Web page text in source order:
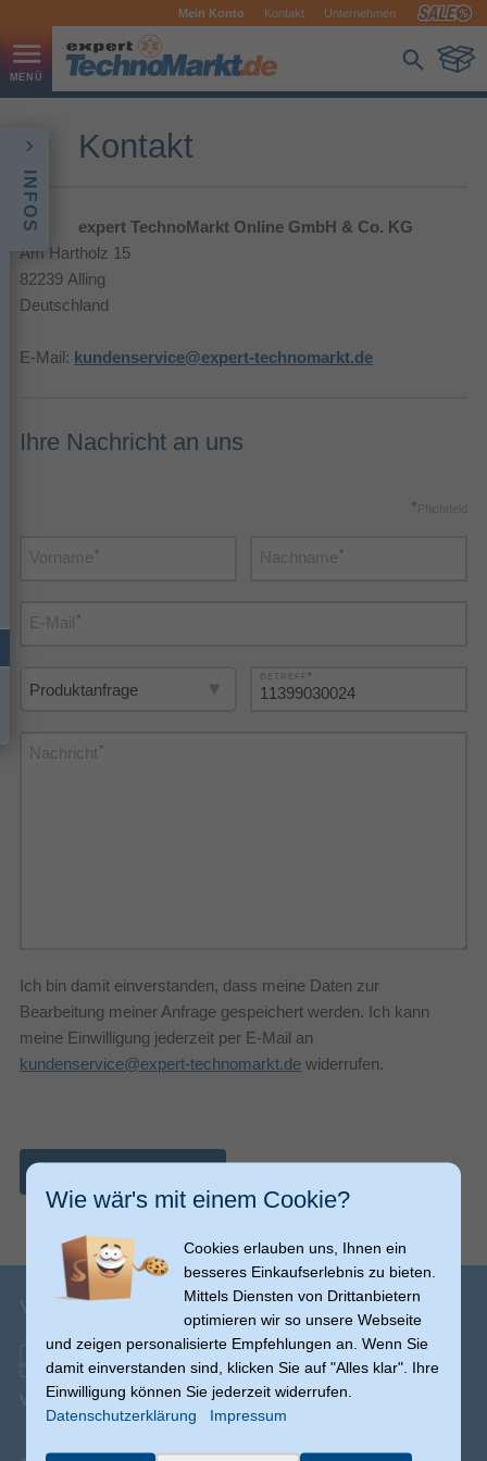
Mein Konto Kontakt Unternehmen
INFOS
Kontakt
expert TechnoMarkt Online GmbH & Co. KG
Am Hartholz 15
82239 Alling
Deutschland
E-Mail: kundenservice@expert-technomarkt.de
Ihre Nachricht an uns
*
Vorname* Nachname*
E-Mail*
*
Nachricht*
Ich bin damit einverstanden, dass meine Daten zur
Bearbeitung meiner Anfrage gespeichert werden. Ich kann
meine Einwilligung jederzeit per E-Mail an
kundenservice@expert-technomarkt.de widerrufen.
Versandinfos
Versand ab € 0,00(Ausnahmen möglich)
Wie wär's mit einem Cookie?
Cookies erlauben uns, Ihnen ein
besseres Einkaufserlebnis zu bieten.
Mittels Diensten von Drittanbietern
optimieren wir so unsere Webseite
und zeigen personalisierte Empfehlungen an. Wenn Sie
damit einverstanden sind, klicken Sie auf "Alles klar". Ihre
Einwilligung können Sie jederzeit widerrufen.
Datenschutzerklärung
Impressum